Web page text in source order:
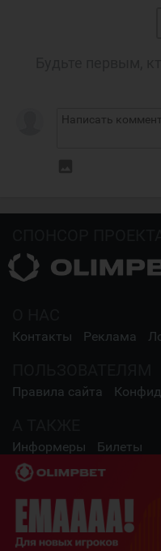
Контакты Реклама
Правила сайта
Информеры Билеты
СОЦИАЛЬНЫЕ СЕТИ